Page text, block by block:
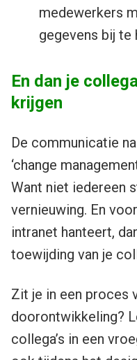
medewerkers
gegevens bij te
En dan je
krijgen
De communicatie
‘change
Want niet iedereen
vernieuwing. En
intranet hanteert,
toewijding van je
Zit je in een proces
doorontwikkeling?
collega’s in een